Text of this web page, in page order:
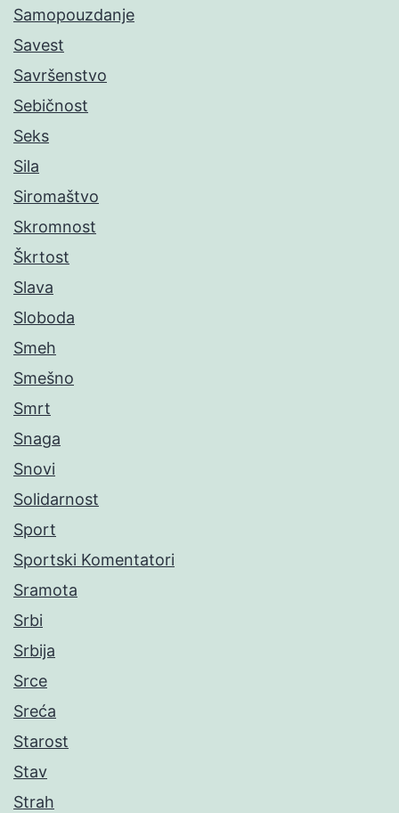
Samopouzdanje
Savest
Savršenstvo
Sebičnost
Seks
Sila
Siromaštvo
Skromnost
Škrtost
Slava
Sloboda
Smeh
Smešno
Smrt
Snaga
Snovi
Solidarnost
Sport
Sportski Komentatori
Sramota
Srbi
Srbija
Srce
Sreća
Starost
Stav
Strah